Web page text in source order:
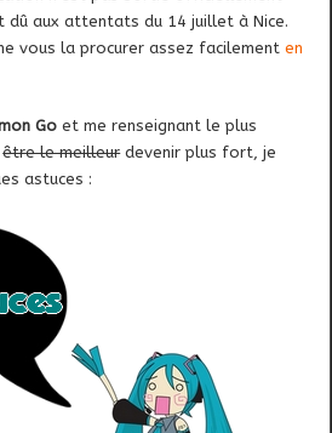
dû aux attentats du 14 juillet à Nice.
vous la procurer assez facilementen
Go et me renseignant le plus
être le meilleurdevenir plus fort, je
astuces :